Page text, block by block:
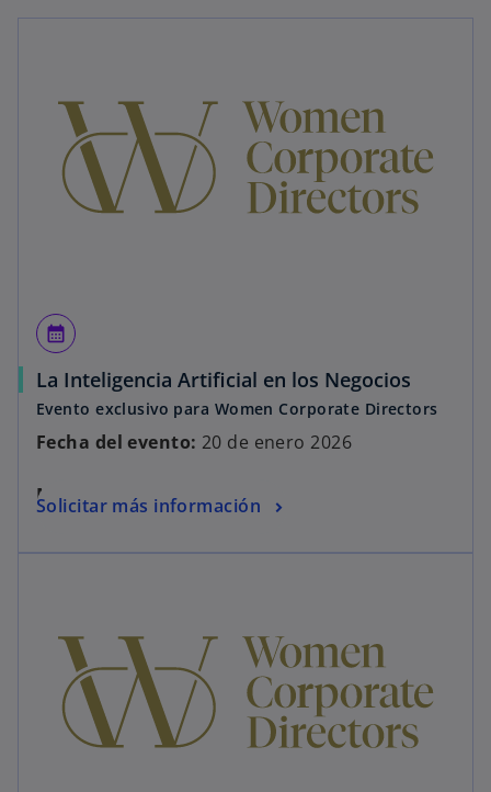
calendar_month
La Inteligencia Artificial en los Negocios
Evento exclusivo para Women Corporate Directors
Fecha del evento: 20 de enero 2026
Modalidad: Presencial
Solicitar más información